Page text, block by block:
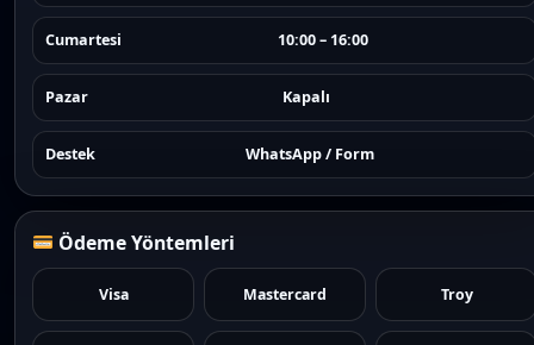
Cumartesi 10:00 – 16:00
Pazar Kapalı
Destek WhatsApp / Form
Ödeme Yöntemleri
Visa Mastercard Troy